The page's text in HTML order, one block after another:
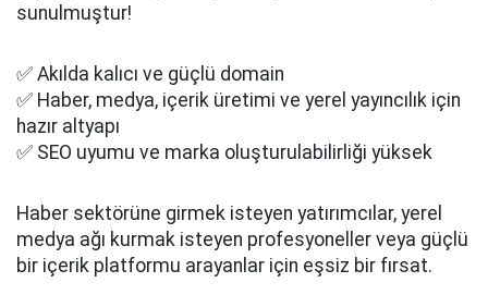
sunulmuştur!
✅ Akılda kalıcı ve güçlü domain
✅ Haber, medya, içerik üretimi ve yerel yayıncılık için
hazır altyapı
✅ SEO uyumu ve marka oluşturulabilirliği yüksek
Haber sektörüne girmek isteyen yatırımcılar, yerel
medya ağı kurmak isteyen profesyoneller veya güçlü
bir içerik platformu arayanlar için eşsiz bir fırsat.